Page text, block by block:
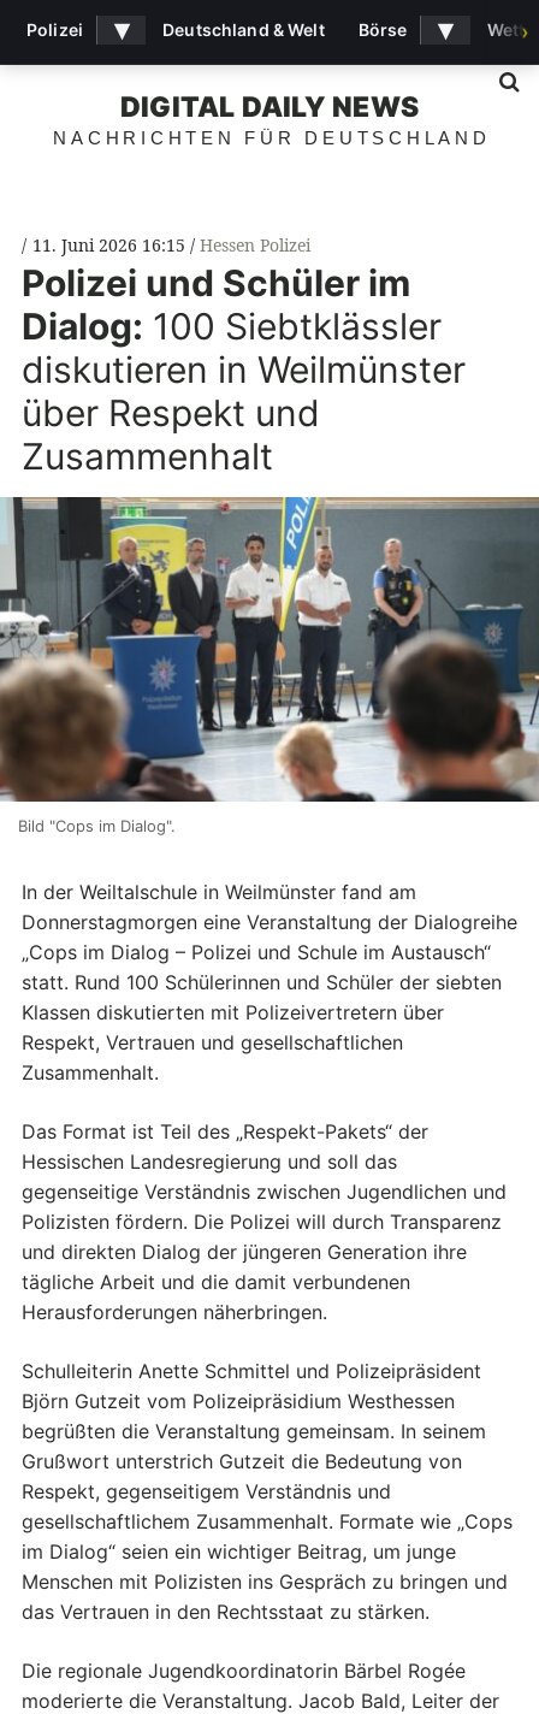
DIGITAL DAILY NEWS
NACHRICHTEN FÜR DEUTSCHLAND
11. Juni 2026 16:15 Hessen Polizei
Polizei und Schüler im
Dialog: 100 Siebtklässler
diskutieren in Weilmünster
über Respekt und
Zusammenhalt
Bild "Cops im Dialog".
In der Weiltalschule in Weilmünster fand am
Donnerstagmorgen eine Veranstaltung der Dialogreihe
„Cops im Dialog – Polizei und Schule im Austausch“
statt. Rund 100 Schülerinnen und Schüler der siebten
Klassen diskutierten mit Polizeivertretern über
Respekt, Vertrauen und gesellschaftlichen
Zusammenhalt.
Das Format ist Teil des „Respekt-Pakets“ der
Hessischen Landesregierung und soll das
gegenseitige Verständnis zwischen Jugendlichen und
Polizisten fördern. Die Polizei will durch Transparenz
und direkten Dialog der jüngeren Generation ihre
tägliche Arbeit und die damit verbundenen
Herausforderungen näherbringen.
Schulleiterin Anette Schmittel und Polizeipräsident
Björn Gutzeit vom Polizeipräsidium Westhessen
begrüßten die Veranstaltung gemeinsam. In seinem
Grußwort unterstrich Gutzeit die Bedeutung von
Respekt, gegenseitigem Verständnis und
gesellschaftlichem Zusammenhalt. Formate wie „Cops
im Dialog“ seien ein wichtiger Beitrag, um junge
Menschen mit Polizisten ins Gespräch zu bringen und
das Vertrauen in den Rechtsstaat zu stärken.
Die regionale Jugendkoordinatorin Bärbel Rogée
moderierte die Veranstaltung. Jacob Bald, Leiter der
Polizei ▾ Deutschland & Welt Börse ▾ ›